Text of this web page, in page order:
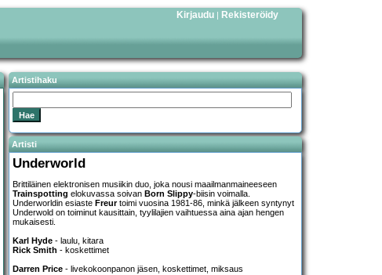
Kirjaudu | Rekisteröidy
Artistihaku
Artisti
Underworld
Brittiläinen elektronisen musiikin duo, joka nousi maailmanmaineeseen
Trainspotting elokuvassa soivan Born Slippy-biisin voimalla.
Underworldin esiaste Freurtoimi vuosina 1981-86, minkä jälkeen syntynyt
Underwold on toiminut kausittain, tyylilajien vaihtuessa aina ajan hengen
mukaisesti.
Karl Hyde - laulu, kitara
Rick Smith - koskettimet
Darren Price - livekokoonpanon jäsen, koskettimet, miksaus